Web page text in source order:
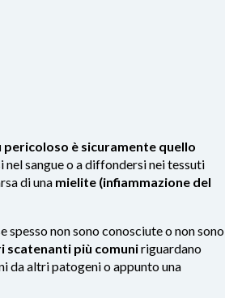
è sicuramente quello
sangue o a diffondersi nei tessuti
di una mielite (infiammazione del
spesso non sono conosciute o non sono
più comuniriguardano
da altri patogeni o appunto una